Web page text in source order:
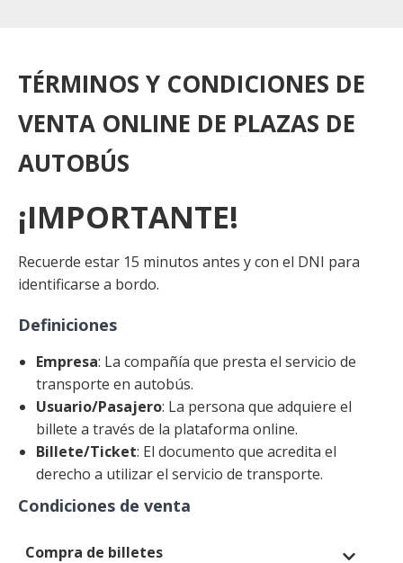
TÉRMINOS Y CONDICIONES DE
VENTA ONLINE DE PLAZAS DE
AUTOBÚS
¡IMPORTANTE!
Recuerde estar 15 minutos antes y con el DNI para
identificarse a bordo.
Definiciones
Empresa: La compañía que presta el servicio de
transporte en autobús.
Usuario/Pasajero: La persona que adquiere el
billete a través de la plataforma online.
Billete/Ticket: El documento que acredita el
derecho a utilizar el servicio de transporte.
Condiciones de venta
Compra de billetes